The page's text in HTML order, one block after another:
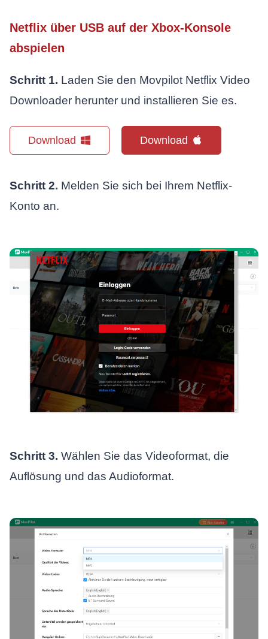
Netflix über USB auf der Xbox-Konsole
abspielen
Schritt 1. Laden Sie den Movpilot Netflix Video
Downloader herunter und installieren Sie es.
Download Download
Schritt 2. Melden Sie sich bei Ihrem Netflix-
Konto an.
Schritt 3. Wählen Sie das Videoformat, die
Auflösung und das Audioformat.